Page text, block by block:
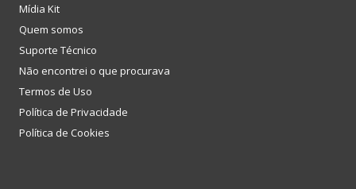
Mídia Kit
Quem somos
Suporte Técnico
Não encontrei o que procurava
Termos de Uso
Política de Privacidade
Política de Cookies